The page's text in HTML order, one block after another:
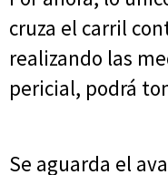
cruza el carril
realizando las
pericial, podrá
Se aguarda el